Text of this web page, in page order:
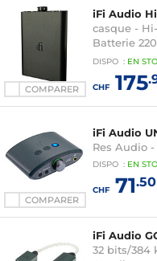
COMPARER
iFi Audio
casque -
Batterie
mm
DISPO : EN
CHF175
COMPARER
iFi Audio
Res Audio
DISPO : EN
CHF71.50
iFi Audio
32 bits/384